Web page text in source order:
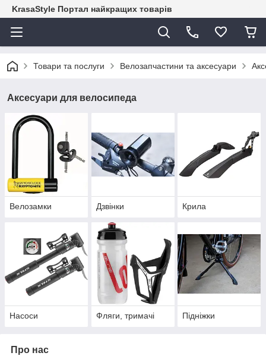
KrasaStyle Портал найкращих товарів
Товари та послуги Велозапчастини та аксесуари
Аксесуари для велосипеда
Велозамки Дзвінки Крила
Насоси Фляги, тримачі Підніжки
Про нас